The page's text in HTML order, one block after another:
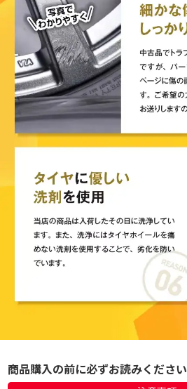
商品購入の前に必ずお読みください